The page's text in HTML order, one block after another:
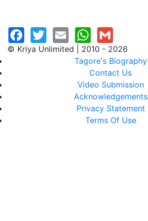
© Kriya Unlimited | 2010 - 2026
Tagore's Biography
Contact Us
Video Submission
Acknowledgements
Privacy Statement
Terms Of Use